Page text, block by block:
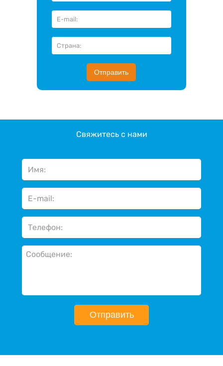
Отправить
Свяжитесь с нами
Отправить